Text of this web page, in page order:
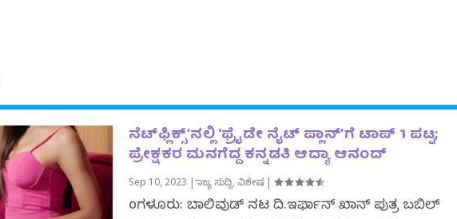
ನೆಟ್‌ಫ್ಲಿಕ್ಸ್’ನಲ್ಲಿ ‘ಫ್ರೈಡೇ ನೈಟ್ ಪ್ಲಾನ್’ಗೆ ಟಾಪ್ 1 ಪಟ್ಟ;
ಪ್ರೇಕ್ಷಕರ ಮನಗೆದ್ದ ಕನ್ನಡತಿ ಆದ್ಯಾ ಆನಂದ್
Sep 10, 2023 |ರಾಜ್ಯ ಸುದ್ದಿ,ವಿಶೇಷ|
ಬೆಂಗಳೂರು: ಬಾಲಿವುಡ್ ನಟ ದಿ.ಇರ್ಫಾನ್ ಖಾನ್ ಪುತ್ರ ಬಬಿಲ್